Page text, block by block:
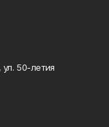
50-летия